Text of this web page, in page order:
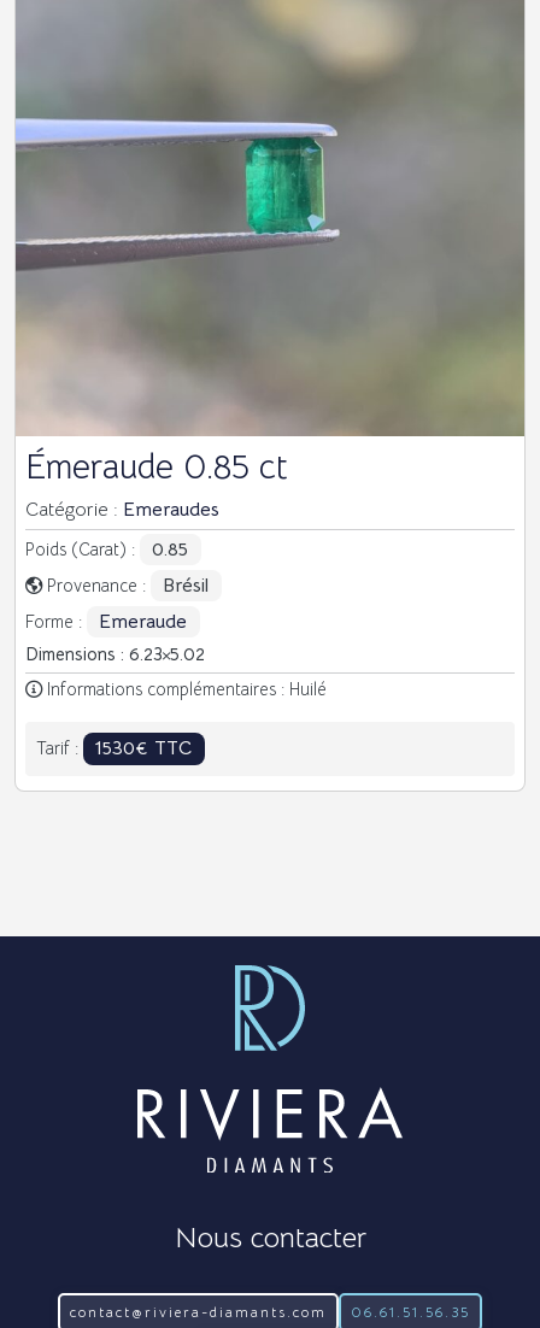
Émeraude 0.85 ct
Catégorie : Emeraudes
Poids (Carat) : 0.85
Provenance : Brésil
Forme : Emeraude
Dimensions : 6.23 5.02
Informations complémentaires : Huilé
Tarif : 1530€ TTC
Nous contacter
contact@riviera-diamants.com 06.61.51.56.35